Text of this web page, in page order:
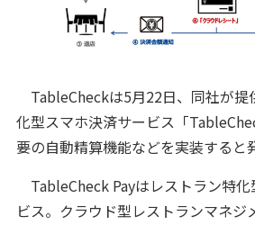
TableCheckは5月22日、同社が提
化型スマホ決済サービス「
要の自動精算機能などを実装すると
TableCheck Payはレストラン特
ビス。クラウド型レストランマネジ